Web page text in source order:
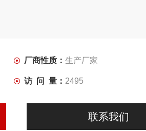
厂商性质： 生产厂家
访 问 量： 2495
联系我们